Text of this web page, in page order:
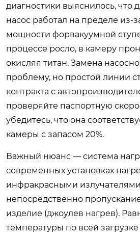
диагностики выяснилось,
насос работал на пределе из-
мощности форвакуумной
процессе росло, в камеру
окисляя титан. Замена
проблему, но простой линии
контракта с
проверяйте паспортную
убедитесь, что она
камеры с запасом 20%.
Важный нюанс — система
современных установках
инфракрасными
непосредственно
изделие (джоулев нагрев).
температуры по всей